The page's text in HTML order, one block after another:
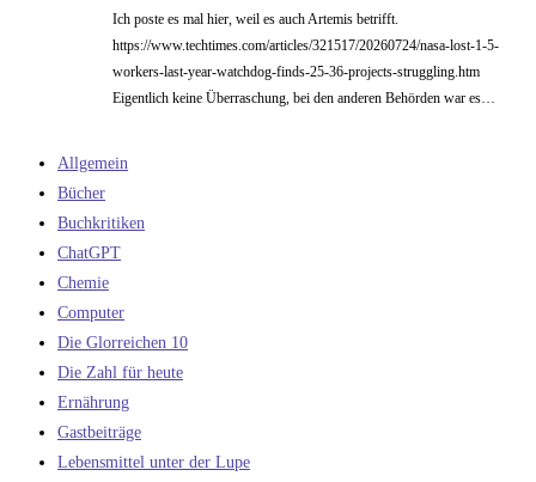
Ich poste es mal hier, weil es auch Artemis betrifft.
https://www.techtimes.com/articles/321517/20260724/nasa-lost-1-5-
workers-last-year-watchdog-finds-25-36-projects-struggling.htm
Eigentlich keine Überraschung, bei den anderen Behörden war es…
Allgemein
Bücher
Buchkritiken
ChatGPT
Chemie
Computer
Die Glorreichen 10
Die Zahl für heute
Ernährung
Gastbeiträge
Lebensmittel unter der Lupe